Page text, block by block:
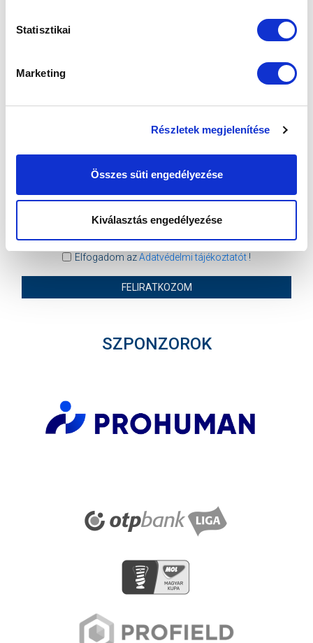
Statisztikai
Marketing
Részletek megjelenítése
Összes süti engedélyezése
Kiválasztás engedélyezése
BFC SIÓFOK
Ne maradjon le egy eseményről sem! Iratkozzon fel ingyenes
hírlevelünkre:
Elfogadom azAdatvédelmi tájékoztatót!
FELIRATKOZOM
SZPONZOROK